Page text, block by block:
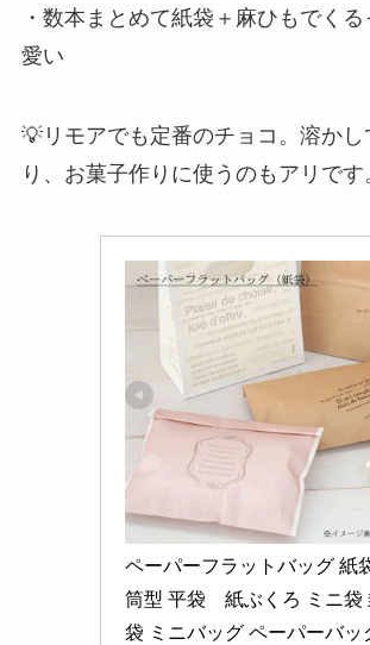
・数本まとめて紙袋＋麻ひもでく
愛い
💡リモアでも定番のチョコ。溶かし
り、お菓子作りに使うのもアリです
ペーパーフラットバッグ 紙
筒型 平袋　紙ぶくろ ミニ袋
袋 ミニバッグ ペーパーバッ